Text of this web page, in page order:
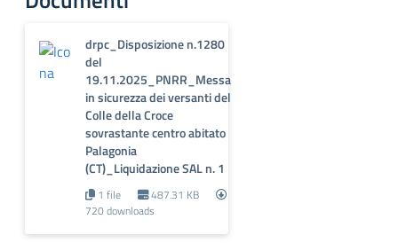
drpc_Disposizione n.1280
del
19.11.2025_PNRR_Messa
in sicurezza dei versanti del
Colle della Croce
sovrastante centro abitato
Palagonia
(CT)_Liquidazione SAL n. 1
1 file
487.31 KB
720 downloads